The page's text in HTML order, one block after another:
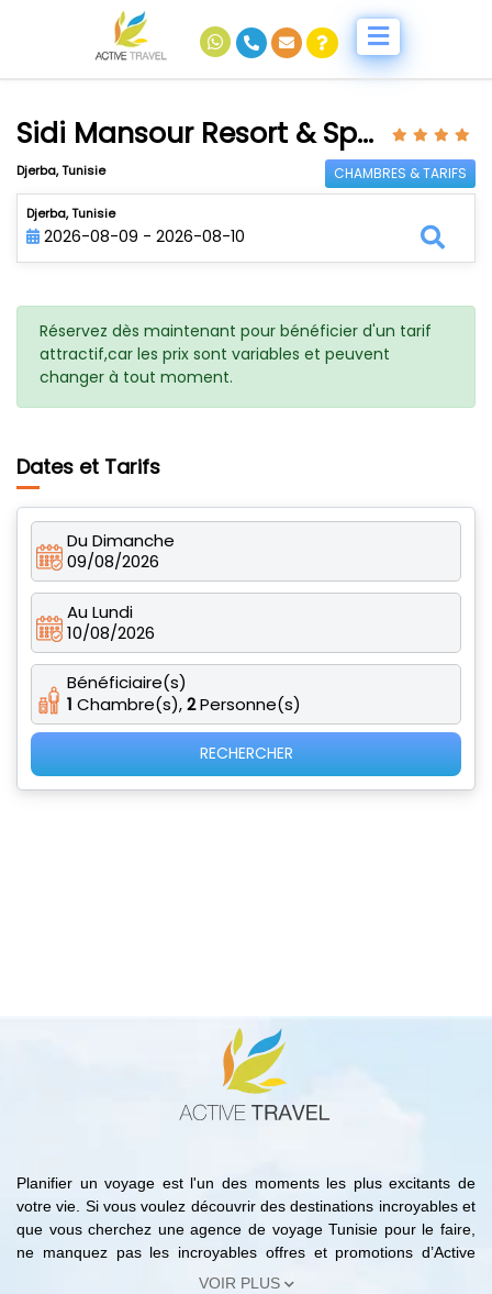
Sidi Mansour Resort & Spa Djerba
Djerba, Tunisie CHAMBRES & TARIFS
Djerba, Tunisie
2026-08-09 - 2026-08-10
Réservez dès maintenant pour bénéficier d'un tarif
attractif,car les prix sont variables et peuvent
changer à tout moment.
Dates et Tarifs
Du Dimanche
09/08/2026
Au Lundi
10/08/2026
Bénéficiaire(s)
1 Chambre(s),2Personne(s)
RECHERCHER
Planifier un voyage est l'un des moments les plus excitants de
votre vie. Si vous voulez découvrir des destinations incroyables et
que vous cherchez une agence de voyage Tunisie pour le faire,
ne manquez pas les incroyables offres et promotions d’Active
Travel. En effet, avec notre agence de voyage Tunisie vous
VOIR PLUS